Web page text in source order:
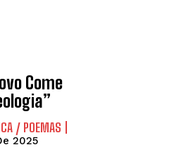
Come
/ POEMAS
2025